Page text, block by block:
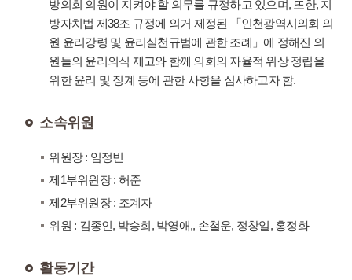
방의회 의원이 지켜야 할 의무를 규정하고 있으며, 또한, 지
방자치법 제38조 규정에 의거 제정된 「인천광역시의회 의
원 윤리강령 및 윤리실천규범에 관한 조례」에 정해진 의
원들의 윤리의식 제고와 함께 의회의 자율적 위상 정립을
위한 윤리 및 징계 등에 관한 사항을 심사하고자 함.
소속위원
위원장 : 임정빈
제1부위원장 : 허준
제2부위원장 : 조계자
위원 : 김종인, 박승희, 박영애,, 손철운, 정창일, 홍정화
활동기간